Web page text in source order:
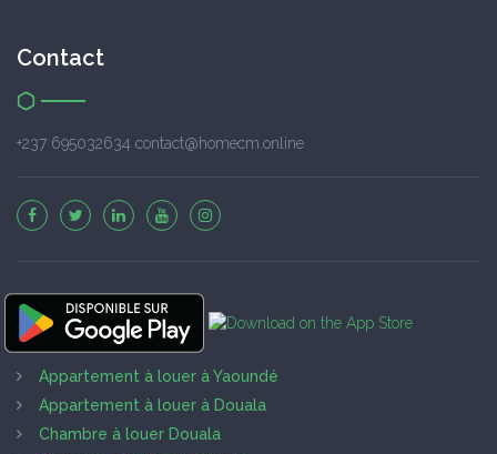
Contact
+237 695032634 contact@homecm.online
Appartement à louer à Yaoundé
Appartement à louer à Douala
Chambre à louer Douala